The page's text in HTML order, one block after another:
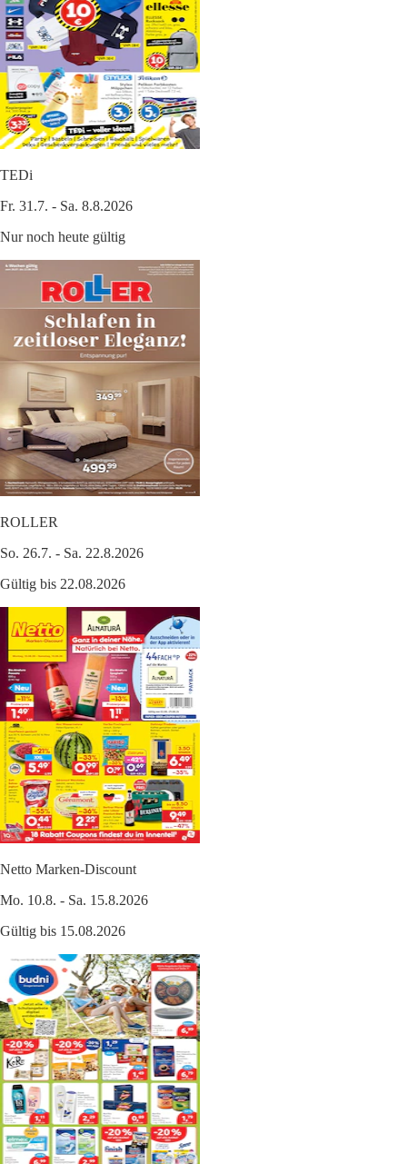
TEDi
Fr. 31.7. - Sa. 8.8.2026
Nur noch heute gültig
ROLLER
So. 26.7. - Sa. 22.8.2026
Gültig bis 22.08.2026
Netto Marken-Discount
Mo. 10.8. - Sa. 15.8.2026
Gültig bis 15.08.2026